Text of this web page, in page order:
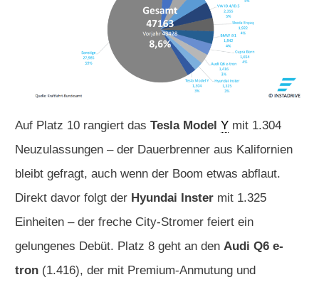
Auf Platz 10 rangiert das Tesla Model Y mit 1.304
Neuzulassungen – der Dauerbrenner aus Kalifornien
bleibt gefragt, auch wenn der Boom etwas abflaut.
Direkt davor folgt der Hyundai Inster mit 1.325
Einheiten – der freche City-Stromer feiert ein
gelungenes Debüt. Platz 8 geht an den Audi Q6 e-
tron (1.416), der mit Premium-Anmutung und